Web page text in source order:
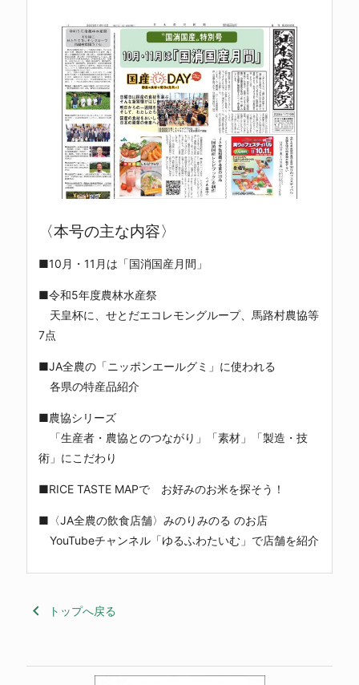
〈本号の主な内容〉
■10月・11月は「国消国産月間」
■令和5年度農林水産祭
天皇杯に、せとだエコレモングループ、馬路村農協等
7点
■JA全農の「ニッポンエールグミ」に使われる
各県の特産品紹介
■農協シリーズ
「生産者・農協とのつながり」「素材」「製造・技
術」にこだわり
■RICE TASTE MAPで お好みのお米を探そう！
■〈JA全農の飲食店舗〉みのりみのる のお店
YouTubeチャンネル「ゆるふわたいむ」で店舗を紹介
keyboard_arrow_left トップへ戻る